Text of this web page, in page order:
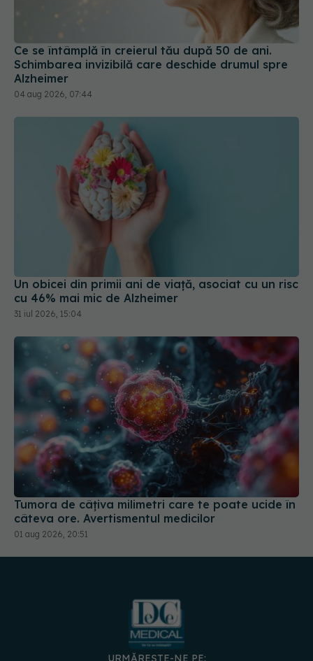
Ce se întâmplă în creierul tău după 50 de ani.
Schimbarea invizibilă care deschide drumul spre
Alzheimer
04 aug 2026, 07:44
Un obicei din primii ani de viață, asociat cu un risc
cu 46% mai mic de Alzheimer
Tumora de câțiva milimetri care te poate ucide în
câteva ore. Avertismentul medicilor
01 aug 2026, 20:51
URMĂREȘTE-NE PE:
DESCARCĂ APLICAȚIA